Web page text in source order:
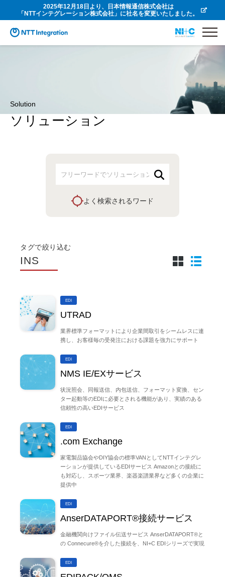
2025年12月18日より、日本情報通信株式会社は
「NTTインテグレーション株式会社」に社名を変更いたしました。
Solution
ソリューション
よく検索されるワード
タグで絞り込む
INS
EDI
UTRAD
業界標準フォーマットにより企業間取引をシームレスに連
携し、お客様毎の受発注における課題を強力にサポート
EDI
NMS IE/EXサービス
状況照会、同報送信、内包送信、フォーマット変換、セン
ター起動等のEDIに必要とされる機能があり、実績のある
信頼性の高いEDIサービス
EDI
.com Exchange
家電製品協会やDIY協会の標準VANとしてNTTインテグレ
ーションが提供しているEDIサービス Amazonとの接続に
も対応し、スポーツ業界、楽器楽譜業界など多くの企業に
提供中
EDI
AnserDATAPORT®接続サービス
金融機関向けファイル伝送サービス AnserDATAPORT®と
の Connecure®を介した接続を、NI+C EDIシリーズで実現
EDI